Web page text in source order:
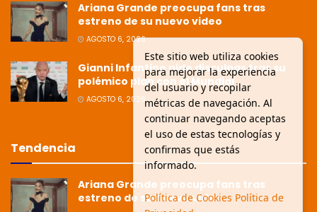
Ariana Grande preocupa fans tras
estreno de su nuevo video
AGOSTO 6, 2026
Gianni Infantino pide disculpas tras su
polémico plan con el Mundial
AGOSTO 6, 2026
Tendencia
Ariana Grande preocupa fans tras
estreno de su nuevo video
Este sitio web utiliza cookies
para mejorar la experiencia
del usuario y recopilar
métricas de navegación. Al
continuar navegando aceptas
el uso de estas tecnologías y
confirmas que estás
informado.
Política de Cookies Política de